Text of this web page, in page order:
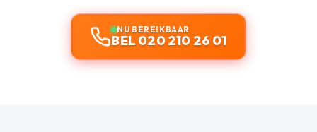
NU BEREIKBAAR
BEL 020 210 26 01